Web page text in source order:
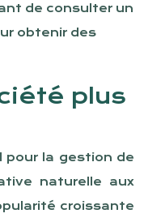
de consulter un
obtenir des
plus
pour la gestion de
naturelle aux
croissante